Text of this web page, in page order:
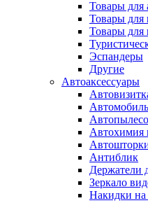
Товары для
Товары для
Товары для
Эспандеры
Другие
Автоаксессуары
Автохимия
Антиблик
Держатели
Зеркало
Накидки на